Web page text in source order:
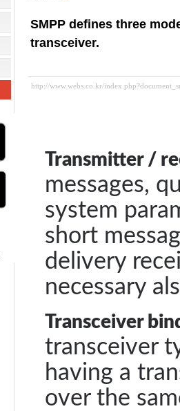
SMPP defines three
transceiver.
http://www.webs.co.kr/
Transmitter /
messages,
system
short
delivery
necessary
Transceiver
transceiver
having a
over the